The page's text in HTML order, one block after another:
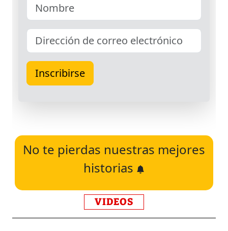
No te pierdas nuestras mejores
historias
VIDEOS